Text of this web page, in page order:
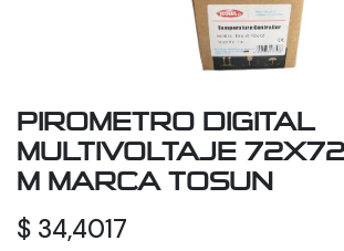
PIROMETRO DIGITAL
MULTIVOLTAJE
M MARCA TOSUN
$ 34,4017